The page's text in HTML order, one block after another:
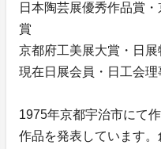
日本陶芸展優秀作品賞
賞
京都府工美展大賞・日
現在日展会員・日工会理
1975年京都宇治市にて
作品を発表しています